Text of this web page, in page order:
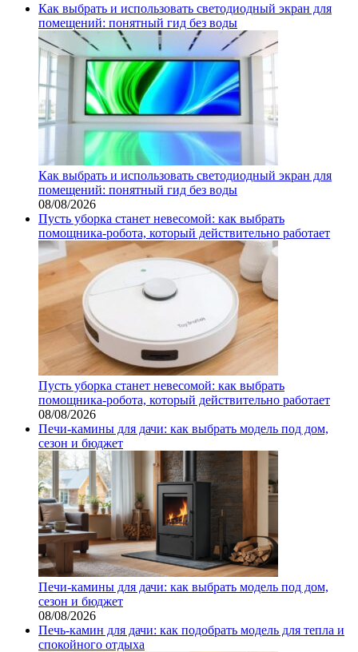
Как выбрать и использовать светодиодный экран для
помещений: понятный гид без воды
Как выбрать и использовать светодиодный экран для
помещений: понятный гид без воды
08/08/2026
Пусть уборка станет невесомой: как выбрать
помощника‑робота, который действительно работает
Пусть уборка станет невесомой: как выбрать
помощника‑робота, который действительно работает
08/08/2026
Печи-камины для дачи: как выбрать модель под дом,
сезон и бюджет
Печи-камины для дачи: как выбрать модель под дом,
сезон и бюджет
08/08/2026
Печь-камин для дачи: как подобрать модель для тепла и
спокойного отдыха